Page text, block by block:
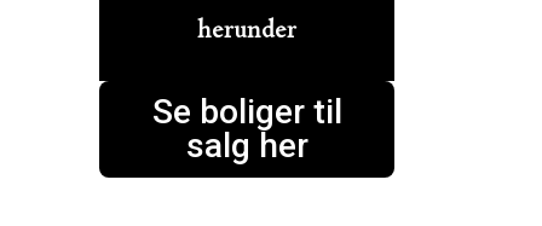
herunder
Se boliger til
salg her